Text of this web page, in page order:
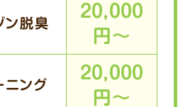
ン脱臭
20,000
円～
ニング
20,000
円～